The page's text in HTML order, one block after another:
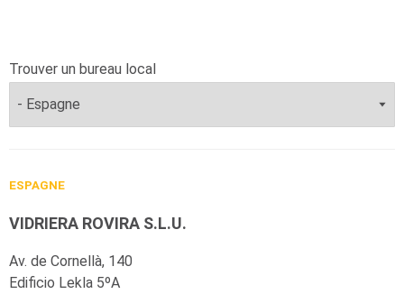
Trouver un bureau local
ESPAGNE
VIDRIERA ROVIRA S.L.U.
Av. de Cornellà, 140
Edificio Lekla 5ºA